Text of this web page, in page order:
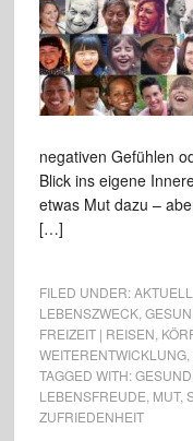
negativen Gefühlen
Blick ins eigene
etwas Mut dazu –
[…]
FILED UNDER:AKTUELL
LEBENSZWECK,
FREIZEIT | REISEN
WEITERENTWICKLUNG,
TAGGED WITH:
LEBENSFREUDE MUT,
ZUFRIEDENHEIT